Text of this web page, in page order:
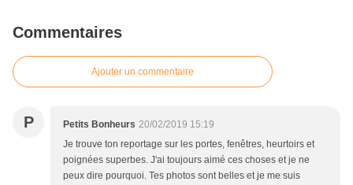
Commentaires
Ajouter un commentaire
P Petits Bonheurs 20/02/2019 15:19
Je trouve ton reportage sur les portes, fenêtres, heurtoirs et
poignées superbes. J'ai toujours aimé ces choses et je ne
peux dire pourquoi. Tes photos sont belles et je me suis